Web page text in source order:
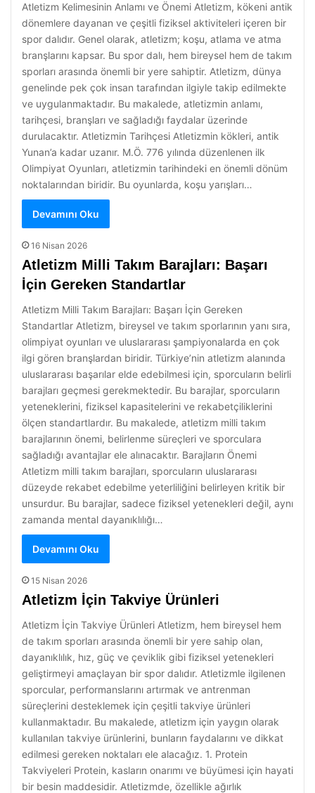
Atletizm Kelimesinin Anlamı ve Önemi Atletizm, kökeni antik
dönemlere dayanan ve çeşitli fiziksel aktiviteleri içeren bir
spor dalıdır. Genel olarak, atletizm; koşu, atlama ve atma
branşlarını kapsar. Bu spor dalı, hem bireysel hem de takım
sporları arasında önemli bir yere sahiptir. Atletizm, dünya
genelinde pek çok insan tarafından ilgiyle takip edilmekte
ve uygulanmaktadır. Bu makalede, atletizmin anlamı,
tarihçesi, branşları ve sağladığı faydalar üzerinde
durulacaktır. Atletizmin Tarihçesi Atletizmin kökleri, antik
Yunan’a kadar uzanır. M.Ö. 776 yılında düzenlenen ilk
Olimpiyat Oyunları, atletizmin tarihindeki en önemli dönüm
noktalarından biridir. Bu oyunlarda, koşu yarışları…
Devamını Oku
16 Nisan 2026
Atletizm Milli Takım Barajları: Başarı
İçin Gereken Standartlar
Atletizm Milli Takım Barajları: Başarı İçin Gereken
Standartlar Atletizm, bireysel ve takım sporlarının yanı sıra,
olimpiyat oyunları ve uluslararası şampiyonalarda en çok
ilgi gören branşlardan biridir. Türkiye’nin atletizm alanında
uluslararası başarılar elde edebilmesi için, sporcuların belirli
barajları geçmesi gerekmektedir. Bu barajlar, sporcuların
yeteneklerini, fiziksel kapasitelerini ve rekabetçiliklerini
ölçen standartlardır. Bu makalede, atletizm milli takım
barajlarının önemi, belirlenme süreçleri ve sporculara
sağladığı avantajlar ele alınacaktır. Barajların Önemi
Atletizm milli takım barajları, sporcuların uluslararası
düzeyde rekabet edebilme yeterliliğini belirleyen kritik bir
unsurdur. Bu barajlar, sadece fiziksel yetenekleri değil, aynı
zamanda mental dayanıklılığı…
Devamını Oku
15 Nisan 2026
Atletizm İçin Takviye Ürünleri
Atletizm İçin Takviye Ürünleri Atletizm, hem bireysel hem
de takım sporları arasında önemli bir yere sahip olan,
dayanıklılık, hız, güç ve çeviklik gibi fiziksel yetenekleri
geliştirmeyi amaçlayan bir spor dalıdır. Atletizmle ilgilenen
sporcular, performanslarını artırmak ve antrenman
süreçlerini desteklemek için çeşitli takviye ürünleri
kullanmaktadır. Bu makalede, atletizm için yaygın olarak
kullanılan takviye ürünlerini, bunların faydalarını ve dikkat
edilmesi gereken noktaları ele alacağız. 1. Protein
Takviyeleri Protein, kasların onarımı ve büyümesi için hayati
bir besin maddesidir. Atletizmde, özellikle ağırlık